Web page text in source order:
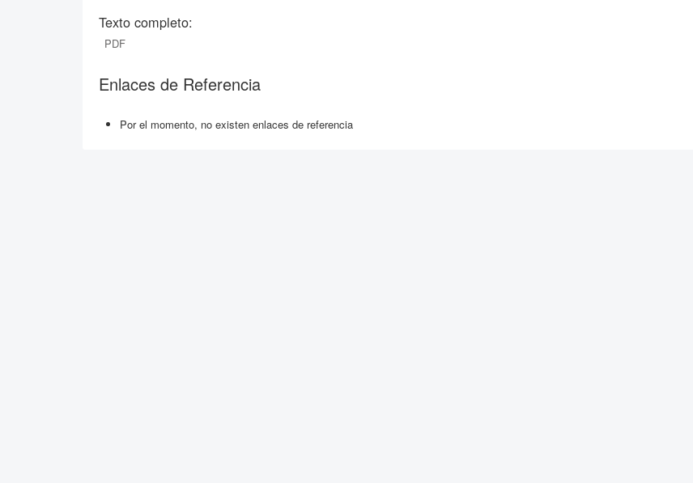
Texto completo:
PDF
Enlaces de Referencia
Por el momento, no existen enlaces de referencia